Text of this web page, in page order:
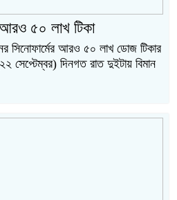
৫০ লাখ টিকা
সিনোফার্মের আরও ৫০ লাখ ডোজ টিকার
সেপ্টেম্বর) দিনগত রাত দুইটায় বিমান